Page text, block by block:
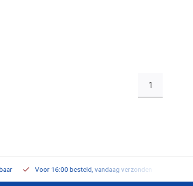
1
Voor 16:00 besteld, vandaag verzonden